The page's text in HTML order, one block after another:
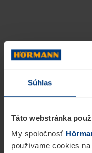
Súhlas
Táto webstránka
My spoločnosť
používame cookies